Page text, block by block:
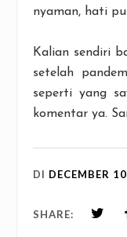
nyaman, hati
Kalian sendiri
setelah
seperti yang
komentar ya.
DI DECEMBER
SHARE: